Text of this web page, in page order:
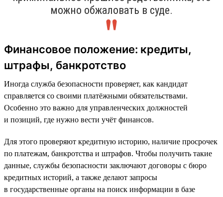
можно обжаловать в суде.
Финансовое положение: кредиты,
штрафы, банкротство
Иногда служба безопасности проверяет, как кандидат
справляется со своими платёжными обязательствами.
Особенно это важно для управленческих должностей
и позиций, где нужно вести учёт финансов.
Для этого проверяют кредитную историю, наличие просрочек
по платежам, банкротства и штрафов. Чтобы получить такие
данные, службы безопасности заключают договоры с бюро
кредитных историй, а также делают запросы
в государственные органы на поиск информации в базе